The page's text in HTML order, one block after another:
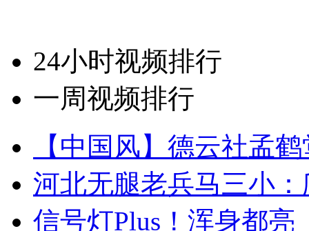
24小时视频排行
一周视频排行
【中国风】德云社孟
河北无腿老兵马三小
信号灯Plus！浑身都亮